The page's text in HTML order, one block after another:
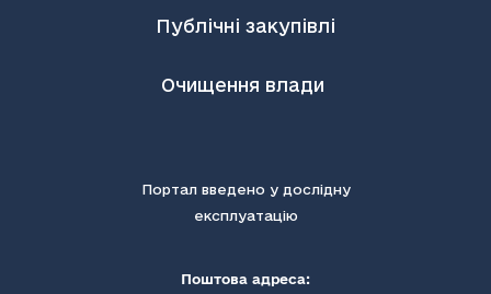
Публічні закупівлі
Очищення влади
Портал введено у дослідну
експлуатацію
Поштова адреса: